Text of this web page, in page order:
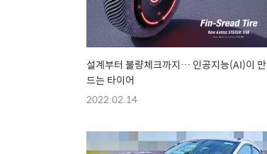
설계부터 불량체크까지… 인공지능(AI)이 만
드는 타이어
2022.02.14